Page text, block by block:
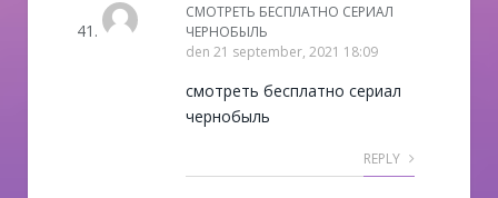
СМОТРЕТЬ БЕСПЛАТНО СЕРИАЛ
ЧЕРНОБЫЛЬ
den 21 september, 2021 18:09
смотреть бесплатно сериал
чернобыль
REPLY